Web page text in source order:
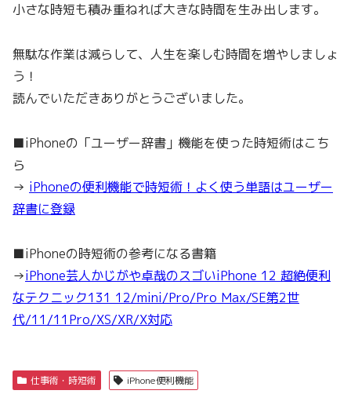
小さな時短も積み重ねれば大きな時間を生み出します。
無駄な作業は減らして、人生を楽しむ時間を増やしましょ
う！
読んでいただきありがとうございました。
■iPhoneの「ユーザー辞書」機能を使った時短術はこち
ら
→ iPhoneの便利機能で時短術！よく使う単語はユーザー
辞書に登録
■iPhoneの時短術の参考になる書籍
→iPhone芸人かじがや卓哉のスゴいiPhone 12 超絶便利
なテクニック131 12/mini/Pro/Pro Max/SE第2世
代/11/11Pro/XS/XR/X対応
仕事術・時短術 iPhone便利機能